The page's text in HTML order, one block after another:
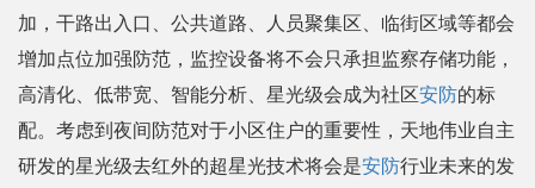
加，干路出入口、公共道路、人员聚集区、临街区域等都会
增加点位加强防范，监控设备将不会只承担监察存储功能，
高清化、低带宽、智能分析、星光级会成为社区安防的标
配。考虑到夜间防范对于小区住户的重要性，天地伟业自主
研发的星光级去红外的超星光技术将会是安防行业未来的发